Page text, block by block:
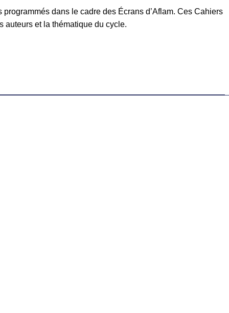
dans le cadre des Écrans d’Aflam. Ces Cahiers
auteurs et la thématique du cycle.